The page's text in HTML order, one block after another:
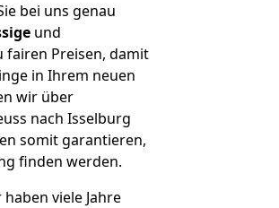
bei uns genau
und
fairen Preisen, damit
in Ihrem neuen
wir über
nach Isselburg
somit garantieren,
finden werden.
viele Jahre